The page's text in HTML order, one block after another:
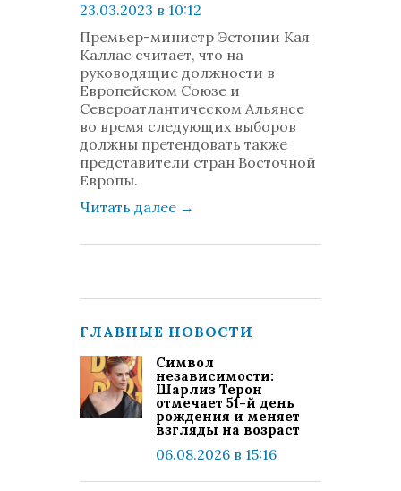
23.03.2023 в 10:12
просмотров: 501
комментариев: 0
Премьер-министр Эстонии Кая
Каллас считает, что на
руководящие должности в
Европейском Союзе и
Североатлантическом Альянсе
во время следующих выборов
должны претендовать также
представители стран Восточной
Европы.
Читать далее →
ГЛАВНЫЕ НОВОСТИ
Символ
независимости:
Шарлиз Терон
отмечает 51-й день
рождения и меняет
взгляды на возраст
06.08.2026 в 15:16